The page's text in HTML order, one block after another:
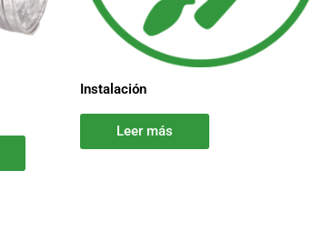
pueden
elegir
producto
Instalación
Leer más